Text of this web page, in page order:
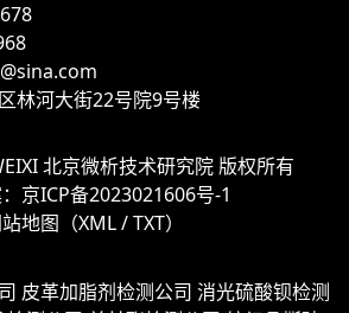
林河大街22号院9号楼
北京微析技术研究院版权所有
京ICP备2023021606号-1
地图（XML/TXT）
皮革加脂剂检测公司 消光硫酸钡检测